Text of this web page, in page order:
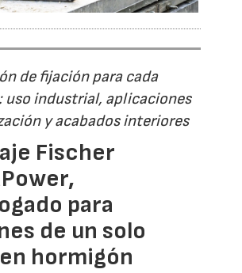
de fijación para cada
uso industrial, aplicaciones
y acabados interiores
Fischer
para
de un solo
hormigón